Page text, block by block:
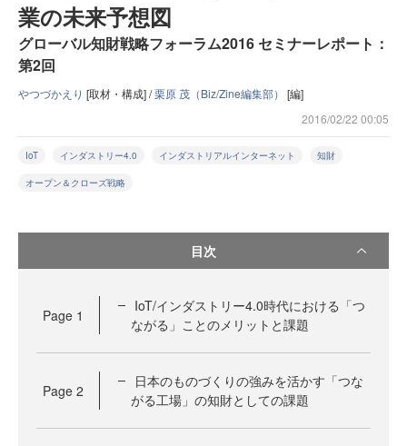
業の未来予想図
グローバル知財戦略フォーラム2016 セミナーレポート：
第2回
やつづかえり [取材・構成] /栗原 茂（Biz/Zine編集部） [編]
2016/02/22 00:05
IoT インダストリー4.0 インダストリアルインターネット 知財
オープン＆クローズ戦略
目次
Page 1
IoT/インダストリー4.0時代における「つ
ながる」ことのメリットと課題
Page 2
日本のものづくりの強みを活かす「つな
がる工場」の知財としての課題